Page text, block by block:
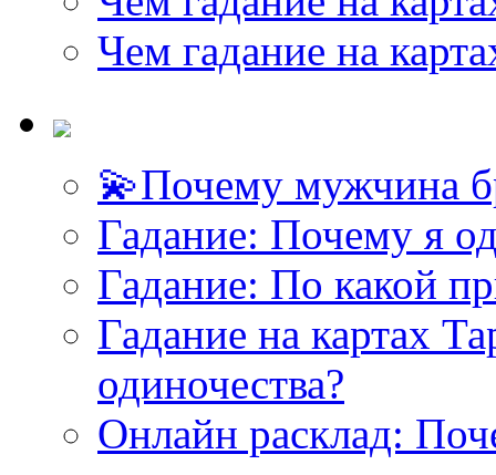
Чем гадание на
💫Почему мужчина
Гадание: Почему я
Гадание: По какой
Гадание на картах
одиночества?
Онлайн расклад: